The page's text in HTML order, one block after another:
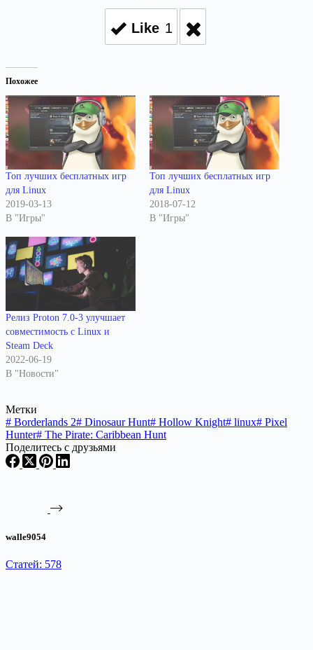
Like 1
Похожее
Топ лучших бесплатных игр
для Linux
2019-03-13
В "Игры"
Топ лучших бесплатных игр
для Linux
2018-07-12
В "Игры"
Релиз Proton 7.0-3 улучшает
совместимость с Linux и
Steam Deck
2022-06-19
В "Новости"
Метки
# Borderlands 2# Dinosaur Hunt# Hollow Knight# linux# Pixel
Hunter# The Pirate: Caribbean Hunt
Поделитесь с друзьями
walle9054
Статей: 578